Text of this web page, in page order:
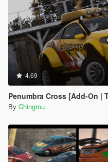
4.69
Penumbra Cross [Add-On |
By Chingmu